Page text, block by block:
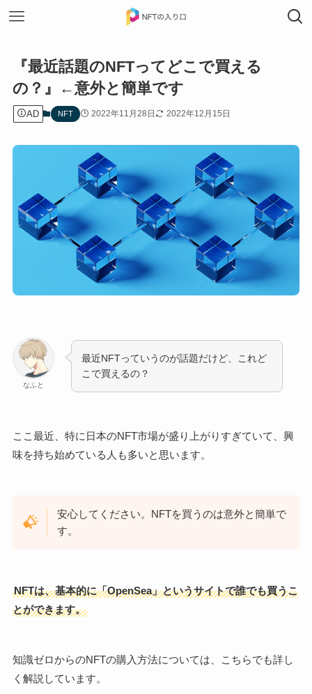
『最近話題のNFTってどこで買える
の？』←意外と簡単です
AD NFT 2022年11月28日 2022年12月15日
なふと
最近NFTっていうのが話題だけど、これど
こで買えるの？
ここ最近、特に日本のNFT市場が盛り上がりすぎていて、興
味を持ち始めている人も多いと思います。
安心してください。NFTを買うのは意外と簡単で
す。
NFTは、基本的に「OpenSea」というサイトで誰でも買うこ
とができます。
知識ゼロからのNFTの購入方法については、こちらでも詳し
く解説しています。